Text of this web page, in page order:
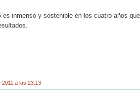
es inmenso y sostenible en los cuatro años
2011 a las 23:13